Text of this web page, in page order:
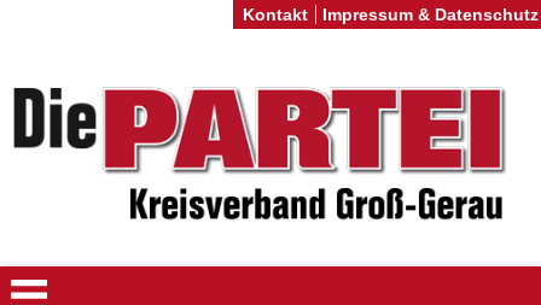
Kontakt Impressum & Datenschutz